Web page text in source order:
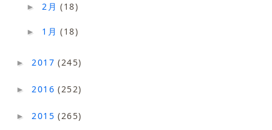
► 2月(18)
► 1月(18)
► 2017(245)
► 2016(252)
► 2015(265)